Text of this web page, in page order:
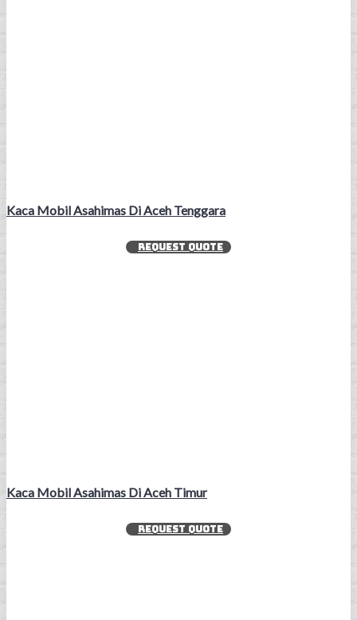
Kaca Mobil Asahimas Di Aceh Tenggara
REQUEST QUOTE
Kaca Mobil Asahimas Di Aceh Timur
REQUEST QUOTE